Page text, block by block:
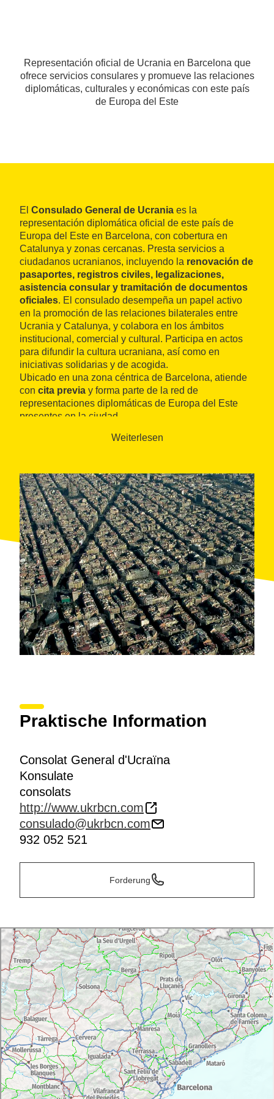
Representación oficial de Ucrania en Barcelona que
ofrece servicios consulares y promueve las relaciones
diplomáticas, culturales y económicas con este país
de Europa del Este
El Consulado General de Ucrania es la
representación diplomática oficial de este país de
Europa del Este en Barcelona, con cobertura en
Catalunya y zonas cercanas. Presta servicios a
ciudadanos ucranianos, incluyendo la renovación de
pasaportes, registros civiles, legalizaciones,
asistencia consular y tramitación de documentos
oficiales. El consulado desempeña un papel activo
en la promoción de las relaciones bilaterales entre
Ucrania y Catalunya, y colabora en los ámbitos
institucional, comercial y cultural. Participa en actos
para difundir la cultura ucraniana, así como en
iniciativas solidarias y de acogida.
Ubicado en una zona céntrica de Barcelona, atiende
con cita previa y forma parte de la red de
representaciones diplomáticas de Europa del Este
presentes en la ciudad.
Weiterlesen
Praktische Information
Consolat General d'Ucraïna
Konsulate
consolats
http://www.ukrbcn.com
consulado@ukrbcn.com
932 052 521
Forderung